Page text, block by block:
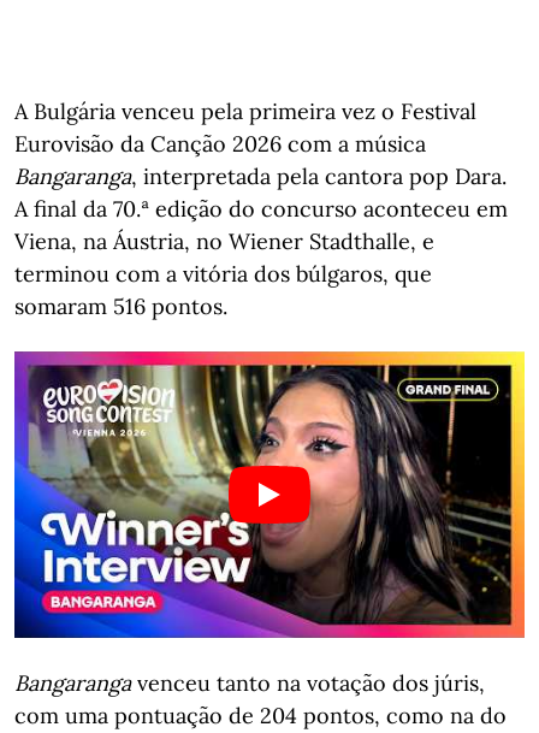
A Bulgária venceu pela primeira vez o Festival
Eurovisão da Canção 2026 com a música
Bangaranga, interpretada pela cantora pop Dara.
A final da 70.ª edição do concurso aconteceu em
Viena, na Áustria, no Wiener Stadthalle, e
terminou com a vitória dos búlgaros, que
somaram 516 pontos.
Bangarangavenceu tanto na votação dos júris,
com uma pontuação de 204 pontos, como na do